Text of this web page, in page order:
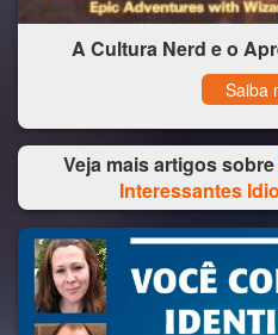
A Cultura Nerd e o
Saiba
Veja mais artigos sobre
Interessantes